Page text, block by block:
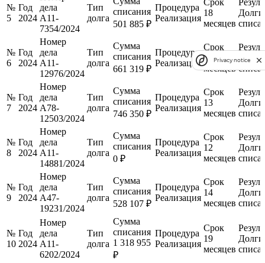
№
5
Год
2024
дела
А11-
7354/2024
Тип
долга
списания
501 885 ₽
Процедура
Реализация
Срок
18
месяцев
Долги
№
6
Год
2024
Номер
дела
А11-
12976/2024
Тип
долга
Сумма
списания
661 319 ₽
Процедура
Реализация
Срок
14
месяцев
Долги
№
7
Год
2024
Номер
дела
А78-
12503/2024
Тип
долга
Сумма
списания
746 350 ₽
Процедура
Реализация
Срок
13
месяцев
Долги
№
8
Год
2024
Номер
дела
А11-
14881/2024
Тип
долга
Сумма
списания
0 ₽
Процедура
Реализация
Срок
12
месяцев
Долги
№
9
Год
2024
Номер
дела
А47-
19231/2024
Тип
долга
Сумма
списания
528 107 ₽
Процедура
Реализация
Срок
14
месяцев
Долги
№
10
Год
2024
Номер
дела
А11-
6202/2024
Тип
долга
Сумма
списания
1 318 955
₽
Процедура
Реализация
Срок
19
месяцев
Долги
Privacy notice